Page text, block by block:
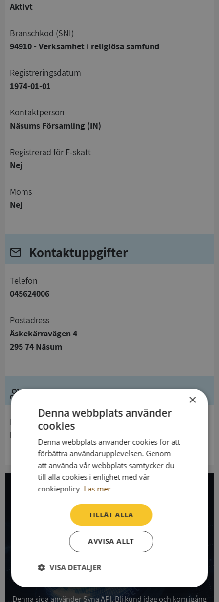
Aktivt
branschkod (SNI)
94910 - Verksamhet i religiösa samfund
registreringsdatum
1974-01-01
Kontaktperson
Näsums Församling (IN)
registrerad för F-skatt
Nej
Moms
Nej
Kontaktuppgifter
telefon
045624006
Postadress
Äskekärravägen 4
295 74 Näsum
Ledning
Innehavare
Näsums Församling
All företagsdata i API
Få all denna företagsinformation i Syna API
Syna API är ett blixtsnabbt API där du kan hämta
registrerade företagsuppgifter, betalningsanmärkningar,
skatteuppgifter och mycket mer på alla Sveriges företag
och personer.
Denna sida använder Syna API. Bli kund idag och kom igång
×
Denna webbplats använder
cookies
Denna webbplats använder cookies för att
förbättra användarupplevelsen. Genom
att använda vår webbplats samtycker du
till alla cookies i enlighet med vår
cookiepolicy. Läs mer
TILLÅT ALLA
AVVISA ALLT
VISA DETALJER
Strikt
nödvändigt
Prestanda Inriktning